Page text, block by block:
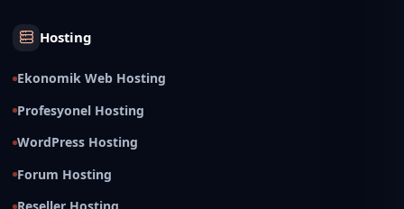
Hosting
Ekonomik Web Hosting
Profesyonel Hosting
WordPress Hosting
Forum Hosting